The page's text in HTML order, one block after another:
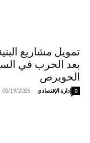
تمويل مشاريع
بعد الحرب في
الحويرص
إدارة الإقتصادي -
05/19/2026 0